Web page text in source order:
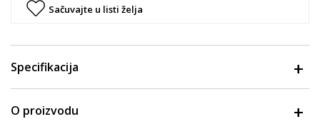
Sačuvajte u listi želja
Specifikacija
O proizvodu